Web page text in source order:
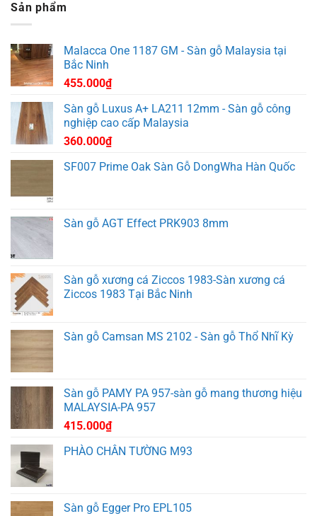
Sản phẩm
Malacca One 1187 GM - Sàn gỗ Malaysia tại
Bắc Ninh
455.000₫
Sàn gỗ Luxus A+ LA211 12mm - Sàn gỗ công
nghiệp cao cấp Malaysia
360.000₫
SF007 Prime Oak Sàn Gỗ DongWha Hàn Quốc
Sàn gỗ AGT Effect PRK903 8mm
Sàn gỗ xương cá Ziccos 1983-Sàn xương cá
Ziccos 1983 Tại Bắc Ninh
Sàn gỗ Camsan MS 2102 - Sàn gỗ Thổ Nhĩ Kỳ
Sàn gỗ PAMY PA 957-sàn gỗ mang thương hiệu
MALAYSIA-PA 957
415.000₫
PHÀO CHÂN TƯỜNG M93
Sàn gỗ Egger Pro EPL105